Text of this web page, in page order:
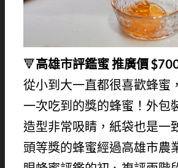
🔻高雄市評鑑蜜 推廣價
從小到大一直都很喜歡蜂蜜
一次吃到的獎的蜂蜜！外包
造型非常吸睛，紙袋也是一
頭等獎的蜂蜜經過高雄市農